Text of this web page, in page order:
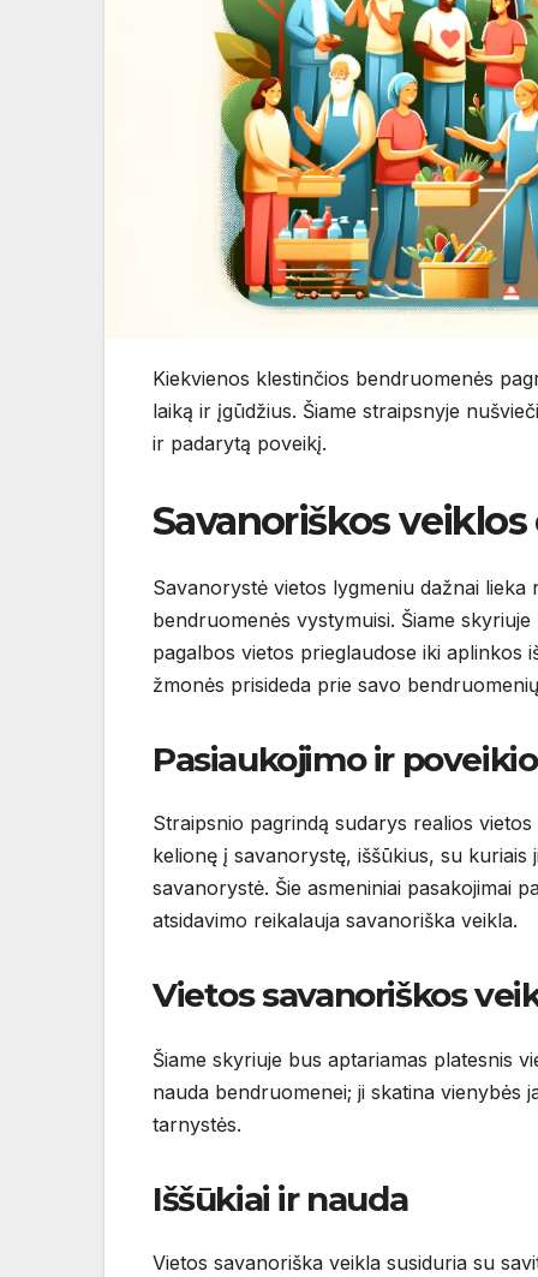
Kiekvienos klestinčios bendruomenės
laiką ir įgūdžius. Šiame straipsnyje
ir padarytą poveikį.
Savanoriškos veiklos
Savanorystė vietos lygmeniu dažnai
bendruomenės vystymuisi. Šiame
pagalbos vietos prieglaudose iki aplinkos
žmonės prisideda prie savo
Pasiaukojimo ir
Straipsnio pagrindą sudarys realios
kelionę į savanorystę, iššūkius, su kuriais
savanorystė. Šie asmeniniai pasakojimai
atsidavimo reikalauja savanoriška veikla.
Vietos savanoriškos
Šiame skyriuje bus aptariamas platesnis
nauda bendruomenei; ji skatina vienybės
tarnystės.
Iššūkiai ir nauda
Vietos savanoriška veikla susiduria su